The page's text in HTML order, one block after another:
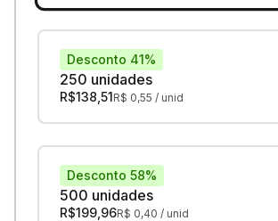
250 unidades
Desconto 41%
R$138,51R$ 0,55 / unid
500 unidades
Desconto 58%
R$199,96R$ 0,40 / unid